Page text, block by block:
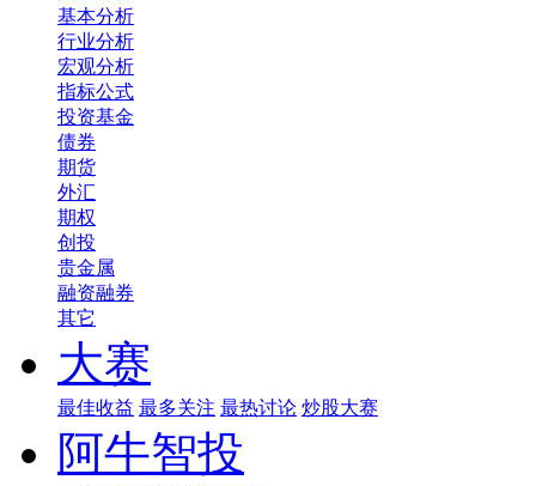
基本分析
行业分析
宏观分析
指标公式
投资基金
债券
期货
外汇
期权
创投
贵金属
融资融券
其它
大赛
最佳收益 最多关注 最热讨论 炒股大赛
阿牛智投